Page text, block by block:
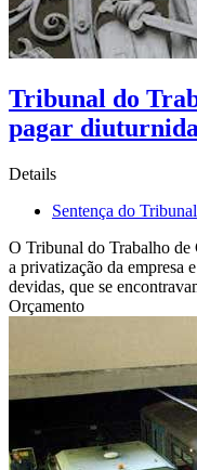
Tribunal do
pagar
Details
Sentença do Tribunal
O Tribunal do Trabalho de
a privatização da empresa
devidas, que se
Orçamento